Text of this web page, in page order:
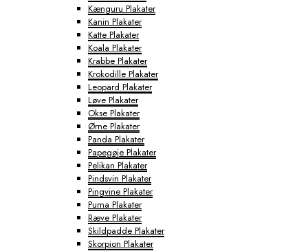
Kænguru Plakater
Kanin Plakater
Katte Plakater
Koala Plakater
Krabbe Plakater
Krokodille Plakater
Leopard Plakater
Løve Plakater
Okse Plakater
Ørne Plakater
Panda Plakater
Papegøje Plakater
Pelikan Plakater
Pindsvin Plakater
Pingvine Plakater
Puma Plakater
Ræve Plakater
Skildpadde Plakater
Skorpion Plakater